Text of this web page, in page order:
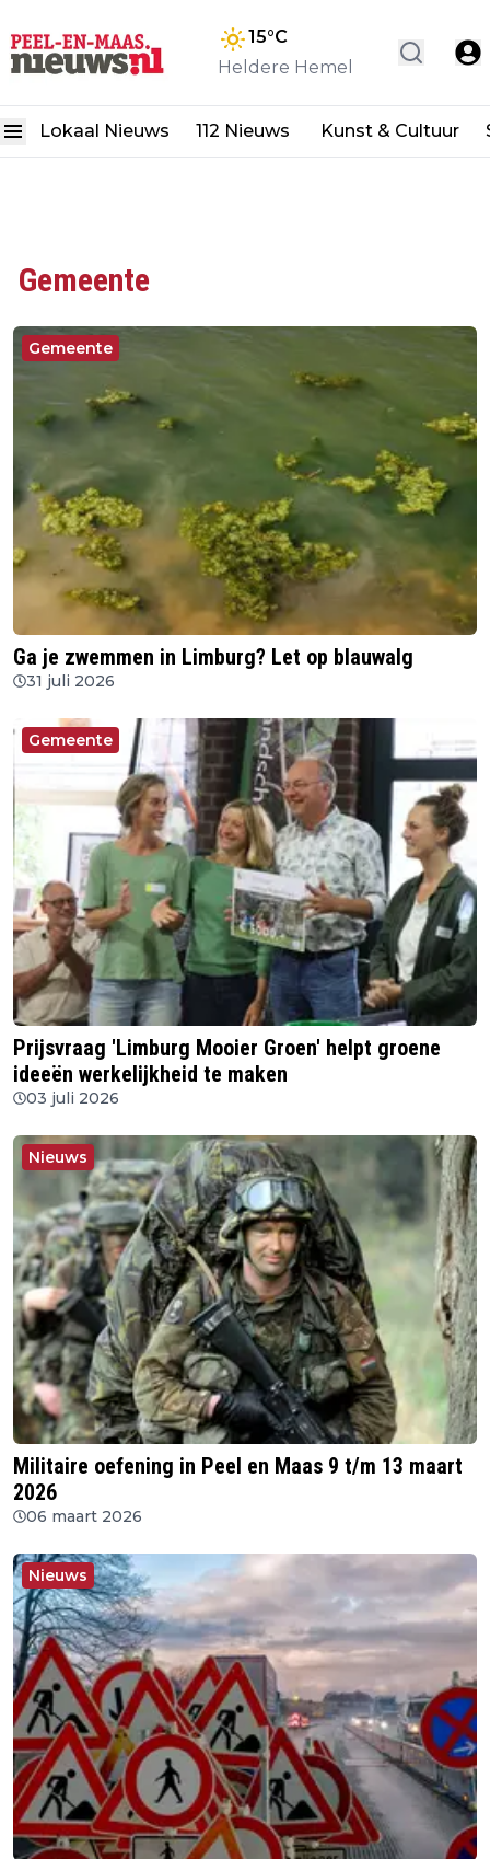
15°C
Heldere Hemel
Lokaal Nieuws 112 Nieuws Kunst & Cultuur
Gemeente
Gemeente
Ga je zwemmen in Limburg? Let op blauwalg
31 juli 2026
Gemeente
Prijsvraag 'Limburg Mooier Groen' helpt groene
ideeën werkelijkheid te maken
03 juli 2026
Nieuws
Militaire oefening in Peel en Maas 9 t/m 13 maart
2026
06 maart 2026
Nieuws